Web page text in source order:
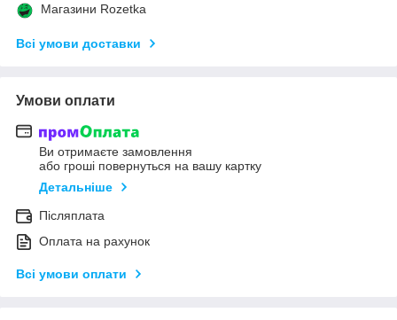
Магазини Rozetka
Всі умови доставки
Умови оплати
Ви отримаєте замовлення
або гроші повернуться на вашу картку
Детальніше
Післяплата
Оплата на рахунок
Всі умови оплати